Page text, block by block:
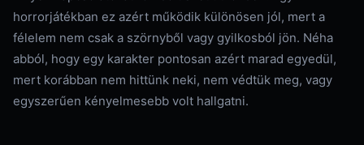
horrorjátékban ez azért működik különösen jól, mert a
félelem nem csak a szörnyből vagy gyilkosból jön. Néha
abból, hogy egy karakter pontosan azért marad egyedül,
mert korábban nem hittünk neki, nem védtük meg, vagy
egyszerűen kényelmesebb volt hallgatni.